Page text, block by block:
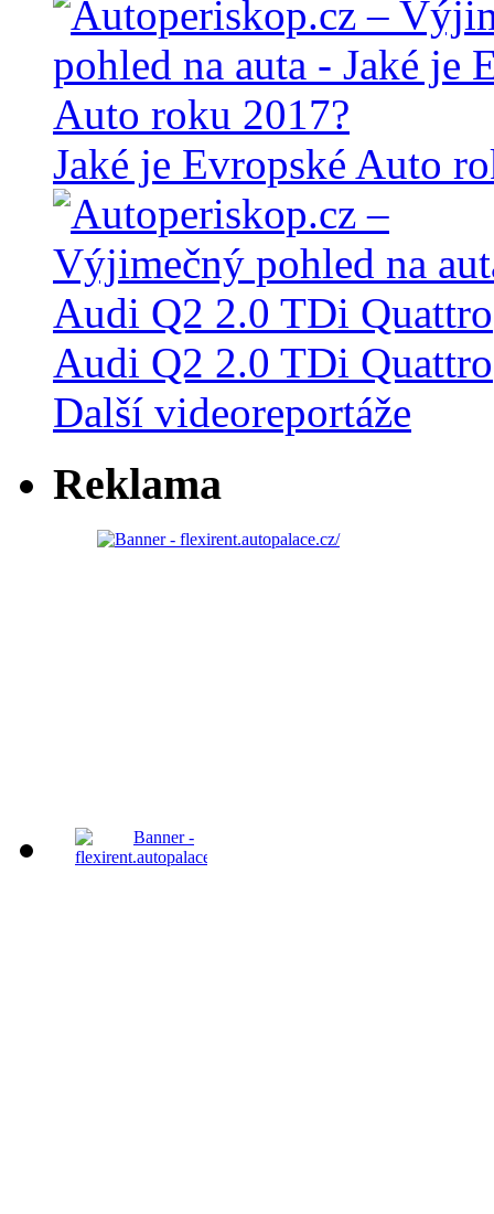
Jaké je Evropské Auto
Audi Q2 2.0 TDi Quattro
Další videoreportáže
Reklama